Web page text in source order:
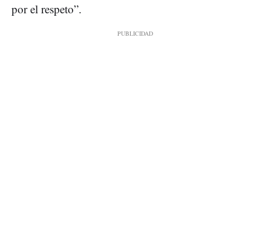
por el respeto”.